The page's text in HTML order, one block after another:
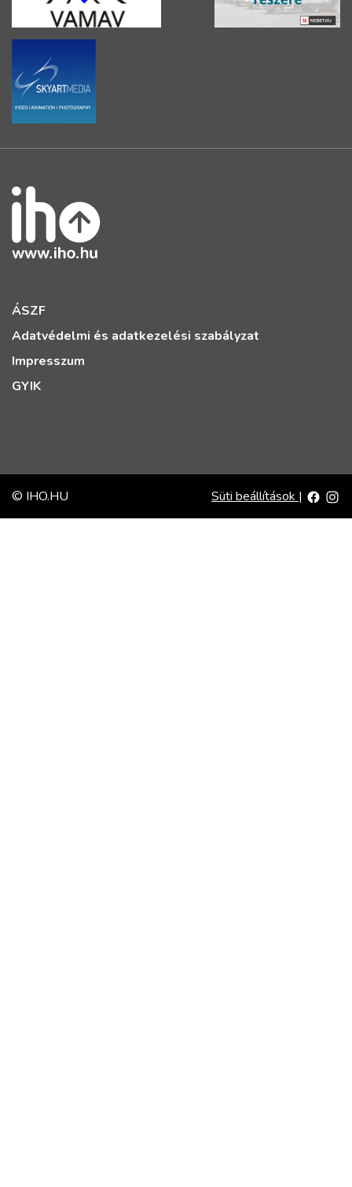
ÁSZF
Adatvédelmi és adatkezelési szabályzat
Impresszum
GYIK
© IHO.HU Süti beállítások |